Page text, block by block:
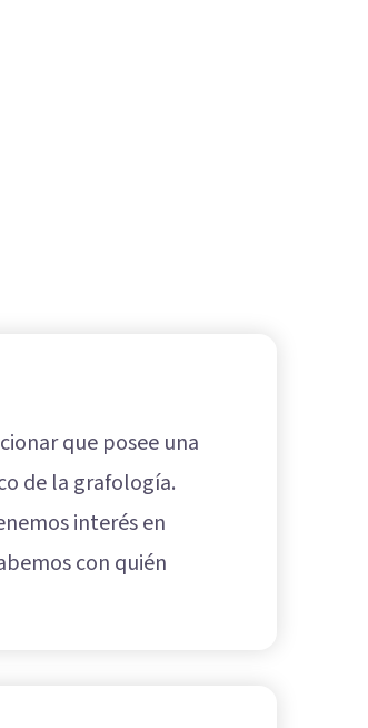
que posee una
de la grafología.
interés en
con quién